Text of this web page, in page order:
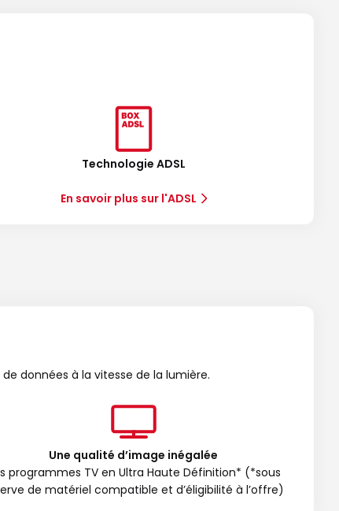
Technologie ADSL
En savoir plus sur l'ADSL
données à la vitesse de la lumière.
Une qualité d’image inégalée
programmes TV en Ultra Haute Définition* (*sous
de matériel compatible et d’éligibilité à l’offre)